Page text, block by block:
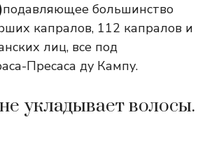
подавляющее большинство
капралов, 112 капралов и
лиц, все под
Пресаса ду Кампу.
укладывает волосы.